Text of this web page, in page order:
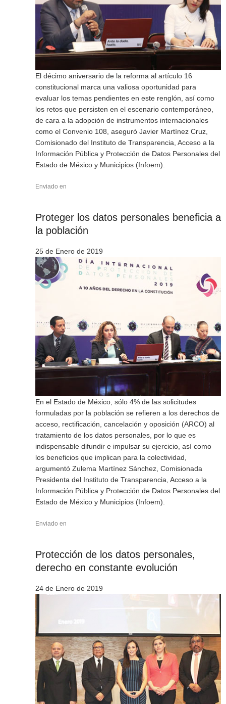
El décimo aniversario de la reforma al artículo 16
constitucional marca una valiosa oportunidad para
evaluar los temas pendientes en este renglón, así como
los retos que persisten en el escenario contemporáneo,
de cara a la adopción de instrumentos internacionales
como el Convenio 108, aseguró Javier Martínez Cruz,
Comisionado del Instituto de Transparencia, Acceso a la
Información Pública y Protección de Datos Personales del
Estado de México y Municipios (Infoem).
Enviado en
Proteger los datos personales beneficia a
la población
25 de Enero de 2019
En el Estado de México, sólo 4% de las solicitudes
formuladas por la población se refieren a los derechos de
acceso, rectificación, cancelación y oposición (ARCO) al
tratamiento de los datos personales, por lo que es
indispensable difundir e impulsar su ejercicio, así como
los beneficios que implican para la colectividad,
argumentó Zulema Martínez Sánchez, Comisionada
Presidenta del Instituto de Transparencia, Acceso a la
Información Pública y Protección de Datos Personales del
Estado de México y Municipios (Infoem).
Enviado en
Protección de los datos personales,
derecho en constante evolución
24 de Enero de 2019